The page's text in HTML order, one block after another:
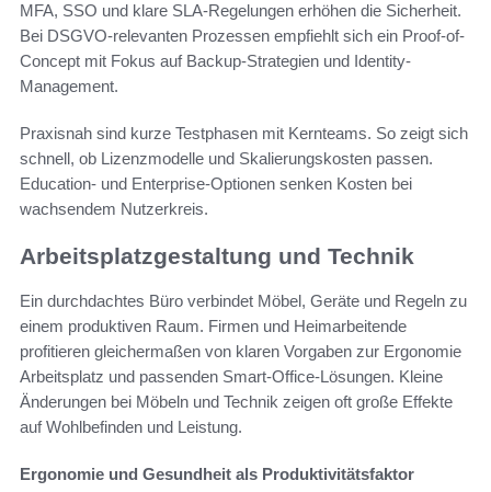
MFA, SSO und klare SLA-Regelungen erhöhen die Sicherheit.
Bei DSGVO-relevanten Prozessen empfiehlt sich ein Proof-of-
Concept mit Fokus auf Backup-Strategien und Identity-
Management.
Praxisnah sind kurze Testphasen mit Kernteams. So zeigt sich
schnell, ob Lizenzmodelle und Skalierungskosten passen.
Education- und Enterprise-Optionen senken Kosten bei
wachsendem Nutzerkreis.
Arbeitsplatzgestaltung und Technik
Ein durchdachtes Büro verbindet Möbel, Geräte und Regeln zu
einem produktiven Raum. Firmen und Heimarbeitende
profitieren gleichermaßen von klaren Vorgaben zur Ergonomie
Arbeitsplatz und passenden Smart-Office-Lösungen. Kleine
Änderungen bei Möbeln und Technik zeigen oft große Effekte
auf Wohlbefinden und Leistung.
Ergonomie und Gesundheit als Produktivitätsfaktor